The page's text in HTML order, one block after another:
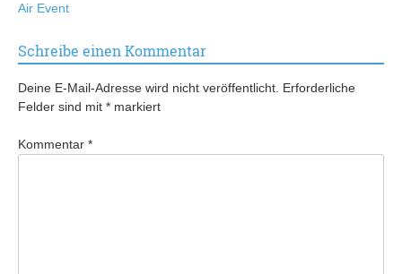
Air Event
Schreibe einen Kommentar
Deine E-Mail-Adresse wird nicht veröffentlicht. Erforderliche
Felder sind mit * markiert
Kommentar *